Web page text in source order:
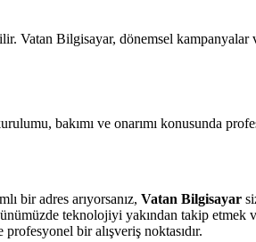
Vatan Bilgisayar, dönemsel
bakımı ve onarımı konusunda
bir adres arıyorsanız, Vatan Bilgisayar
teknolojiyi yakından takip
bir alışveriş noktasıdır.